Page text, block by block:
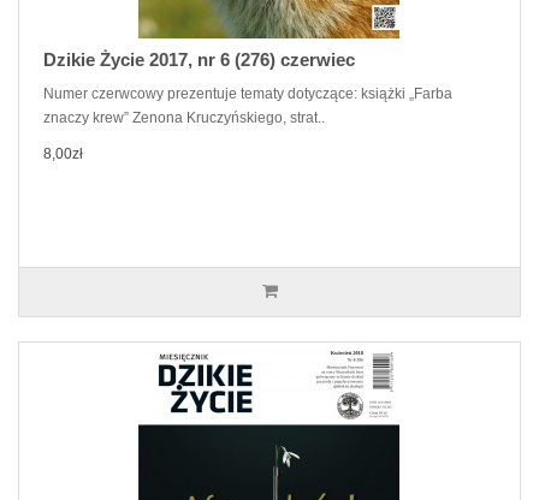
Dzikie Życie 2017, nr 6 (276) czerwiec
Numer czerwcowy prezentuje tematy dotyczące: książki „Farba
znaczy krew” Zenona Kruczyńskiego, strat..
8,00zł